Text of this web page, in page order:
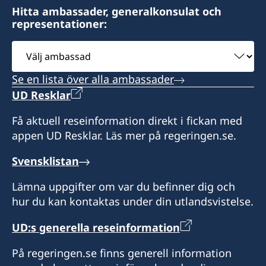
Honorärkonsul
Måndagar och onsdagar kl 10–12
Stängt för sommarsemester den 6–31 juli.
Honorärkonsul
Madis Kanarbik
Hitta ambassader, generalkonsulat och
representationer:
Välj
ambassad
Se en lista över alla ambassader
UD Resklar
Få aktuell reseinformation direkt i fickan med
appen UD Resklar. Läs mer på regeringen.se.
Svensklistan
Lämna uppgifter om var du befinner dig och
hur du kan kontaktas under din utlandsvistelse.
UD:s generella reseinformation
På regeringen.se finns generell information